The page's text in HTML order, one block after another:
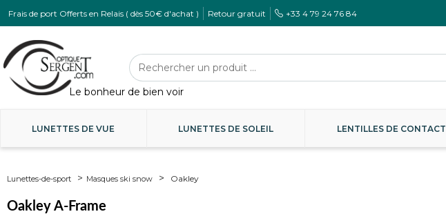
Frais de port Offerts en Relais ( dès 50€ d'achat ) Retour gratuit +33 4 79 24 76 84
LUNETTES DE VUE LUNETTES DE SOLEIL LENTILLES DE CONTACT
Lunettes-de-sport Masques ski snow Oakley
Oakley A-Frame